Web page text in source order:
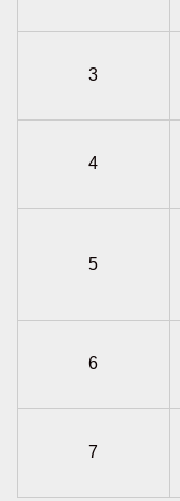
3
4
5
6
7